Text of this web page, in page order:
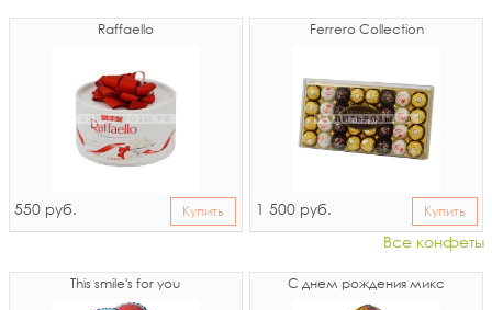
Raffaello
550 руб. Купить
Ferrero Collection
1 500 руб. Купить
Все конфеты
This smile's for you С днем рождения микс